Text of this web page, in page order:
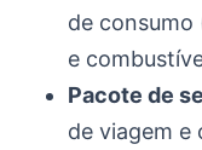
de consumo
e
Pacote de
de viagem e